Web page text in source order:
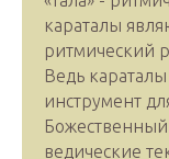
караталы
ритмический
Ведь
инструмент
ведические